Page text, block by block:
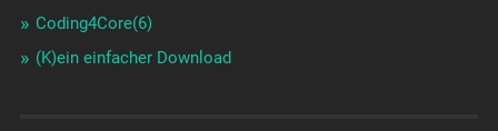
Coding4Core(6)
(K)ein einfacher Download